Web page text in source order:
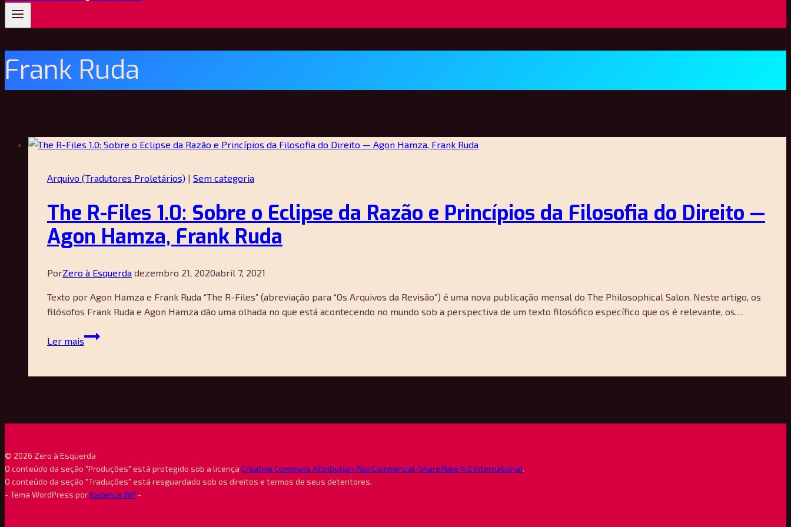
Frank Ruda
Arquivo (Tradutores Proletários) | Sem categoria
The R-Files 1.0: Sobre o Eclipse da Razão e Princípios da Filosofia do Direito —
Agon Hamza, Frank Ruda
PorZero à Esquerda dezembro 21, 2020abril 7, 2021
Texto por Agon Hamza e Frank Ruda “The R-Files” (abreviação para “Os Arquivos da Revisão”) é uma nova publicação mensal do The Philosophical Salon. Neste artigo, os
filósofos Frank Ruda e Agon Hamza dão uma olhada no que está acontecendo no mundo sob a perspectiva de um texto filosófico específico que os é relevante, os…
Ler mais
The
R-
1.0:
Eclipse
Razão
e
Princípios
da
© 2026 Zero à Esquerda
O conteúdo da seção "Produções" está protegido sob a licença Creative Commons Attribution-NonCommercial-ShareAlike 4.0 International.
O conteúdo da seção "Traduções" está resguardado sob os direitos e termos de seus detentores.
- Tema WordPress porKadence WP -